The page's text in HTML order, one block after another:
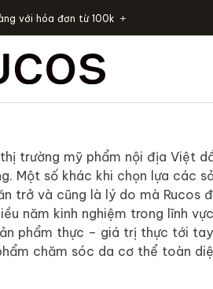
với hóa đơn từ 100k
trường mỹ phẩm nội địa Việt
Một số khác khi chọn lựa các
trở và cũng là lý do mà Rucos
năm kinh nghiệm trong lĩnh
phẩm thực – giá trị thực tới
chăm sóc da cơ thể toàn